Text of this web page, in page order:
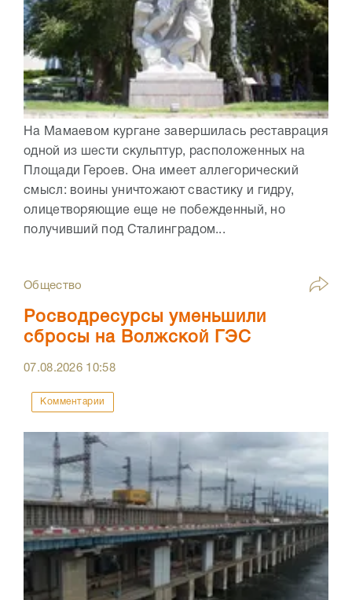
На Мамаевом кургане завершилась реставрация
одной из шести скульптур, расположенных на
Площади Героев. Она имеет аллегорический
смысл: воины уничтожают свастику и гидру,
олицетворяющие еще не побежденный, но
получивший под Сталинградом...
Общество
Росводресурсы уменьшили
сбросы на Волжской ГЭС
07.08.2026 10:58
Комментарии